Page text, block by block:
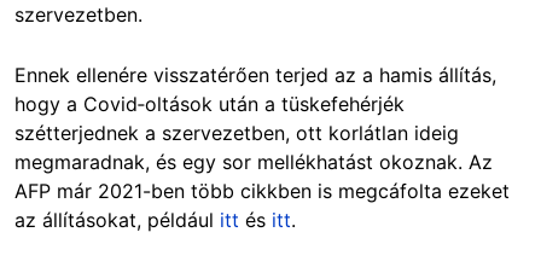
szervezetben.
Ennek ellenére visszatérően terjed az a hamis állítás,
hogy a Covid‑oltások után a tüskefehérjék
szétterjednek a szervezetben, ott korlátlan ideig
megmaradnak, és egy sor mellékhatást okoznak. Az
AFP már 2021-ben több cikkben is megcáfolta ezeket
az állításokat, például itt és itt.